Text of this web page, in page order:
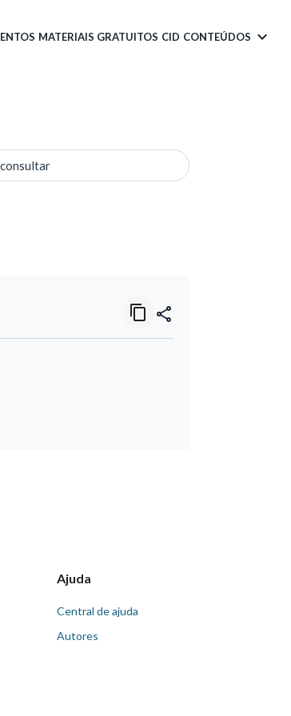
MATERIAIS GRATUITOS CID CONTEÚDOS
Ajuda
Central de ajuda
Autores